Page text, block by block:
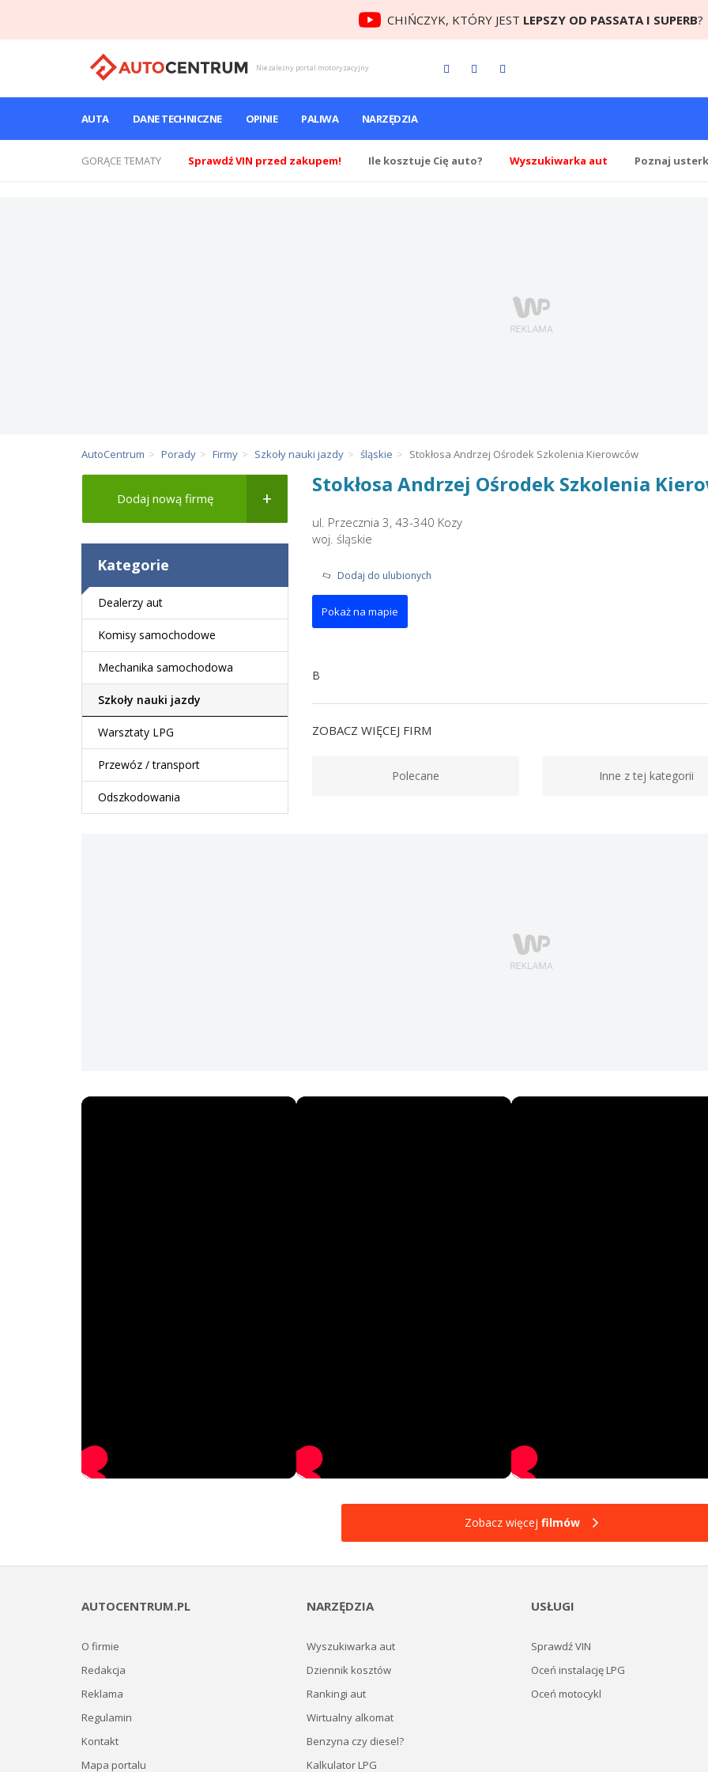
CHIŃCZYK, KTÓRY JEST LEPSZY OD PASSATA I SUPERB?
Niezależny portal motoryzacyjny
AUTA DANE TECHNICZNE OPINIE PALIWA NARZĘDZIA
GORĄCE TEMATY Sprawdź VIN przed zakupem! Ile kosztuje Cię auto? Wyszukiwarka aut Poznaj
AutoCentrum Porady Firmy Szkoły nauki jazdy śląskie Stokłosa Andrzej Ośrodek Szkolenia Kierowców
Stokłosa Andrzej Ośrodek Szkolenia
ul. Przecznia 3, 43-340 Kozy
woj. śląskie
Dodaj do ulubionych
Pokaż na mapie
B
ZOBACZ WIĘCEJ FIRM
Polecane Inne z tej kategorii
Dodaj nową firmę
Kategorie
Dealerzy aut
Komisy samochodowe
Mechanika samochodowa
Szkoły nauki jazdy
Warsztaty LPG
Przewóz / transport
Odszkodowania
Zobacz więcej filmów
AUTOCENTRUM.PL
O firmie
Redakcja
Reklama
Regulamin
Kontakt
Mapa portalu
NARZĘDZIA
Wyszukiwarka aut
Dziennik kosztów
Rankingi aut
Wirtualny alkomat
Benzyna czy diesel?
Kalkulator LPG
USŁUGI
Sprawdź VIN
Oceń instalację LPG
Oceń motocykl